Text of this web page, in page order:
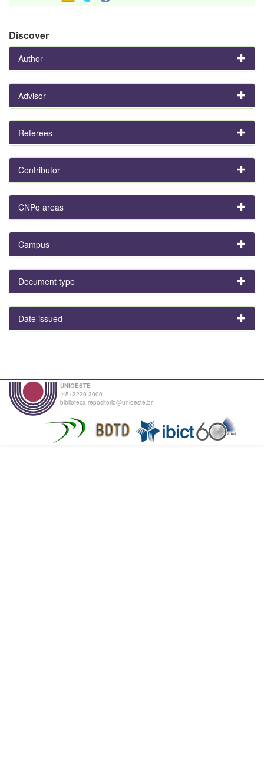
Discover
Author
Advisor
Referees
Contributor
CNPq areas
Campus
Document type
Date issued
UNIOESTE
(45) 3220-3000
biblioteca.repositorio@unioeste.br